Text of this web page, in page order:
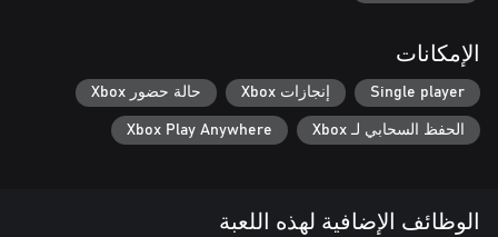
الإمكانات
Single player إنجازات Xbox حالة حضور Xbox
الحفظ السحابي لـ Xbox Xbox Play Anywhere
الوظائف الإضافية لهذه اللعبة